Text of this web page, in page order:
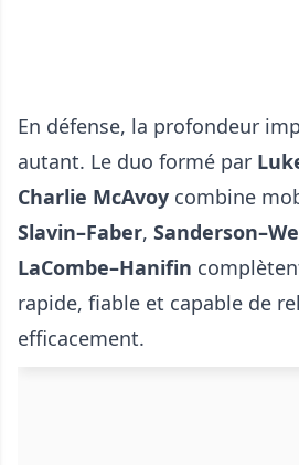
En défense, la profondeur
autant. Le duo formé par
Charlie McAvoy combine
Slavin–Faber,
LaCombe–Hanifin
rapide, fiable et capable de
efficacement.